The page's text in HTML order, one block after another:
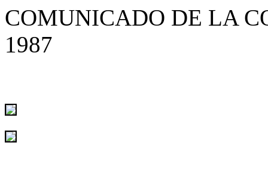
COMUNICADO DE LA
1987